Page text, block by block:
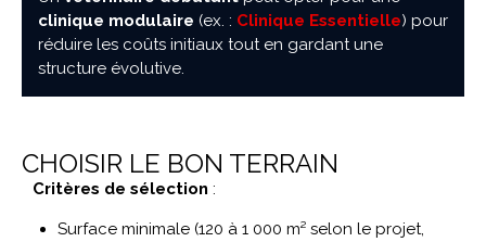
clinique modulaire (ex. : Clinique Essentielle) pour
réduire les coûts initiaux tout en gardant une
structure évolutive.
CHOISIR LE BON TERRAIN
Critères de sélection :
Surface minimale (120 à 1 000 m² selon le projet,